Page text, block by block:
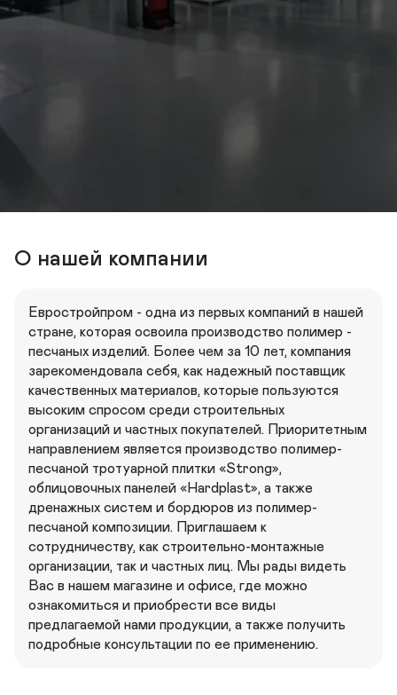
О нашей компании
Евростройпром - одна из первых компаний в нашей
стране, которая освоила производство полимер -
песчаных изделий. Более чем за 10 лет, компания
зарекомендовала себя, как надежный поставщик
качественных материалов, которые пользуются
высоким спросом среди строительных
организаций и частных покупателей. Приоритетным
направлением является производство полимер-
песчаной тротуарной плитки «Strong»,
облицовочных панелей «Hardplast», а также
дренажных систем и бордюров из полимер-
песчаной композиции. Приглашаем к
сотрудничеству, как строительно-монтажные
организации, так и частных лиц. Мы рады видеть
Вас в нашем магазине и офисе, где можно
ознакомиться и приобрести все виды
предлагаемой нами продукции, а также получить
подробные консультации по ее применению.